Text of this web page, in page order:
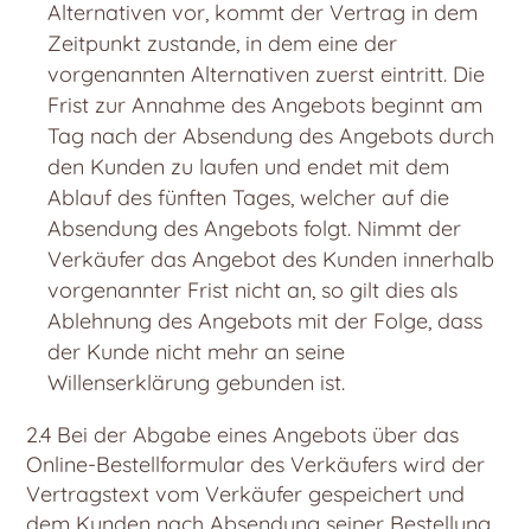
Alternativen vor, kommt der Vertrag in dem
Zeitpunkt zustande, in dem eine der
vorgenannten Alternativen zuerst eintritt. Die
Frist zur Annahme des Angebots beginnt am
Tag nach der Absendung des Angebots durch
den Kunden zu laufen und endet mit dem
Ablauf des fünften Tages, welcher auf die
Absendung des Angebots folgt. Nimmt der
Verkäufer das Angebot des Kunden innerhalb
vorgenannter Frist nicht an, so gilt dies als
Ablehnung des Angebots mit der Folge, dass
der Kunde nicht mehr an seine
Willenserklärung gebunden ist.
2.4 Bei der Abgabe eines Angebots über das
Online-Bestellformular des Verkäufers wird der
Vertragstext vom Verkäufer gespeichert und
dem Kunden nach Absendung seiner Bestellung